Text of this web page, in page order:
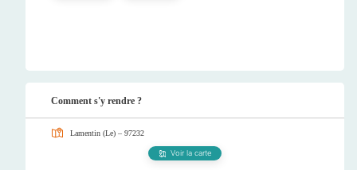
Comment s'y rendre ?
Lamentin (Le) – 97232
Voir la carte